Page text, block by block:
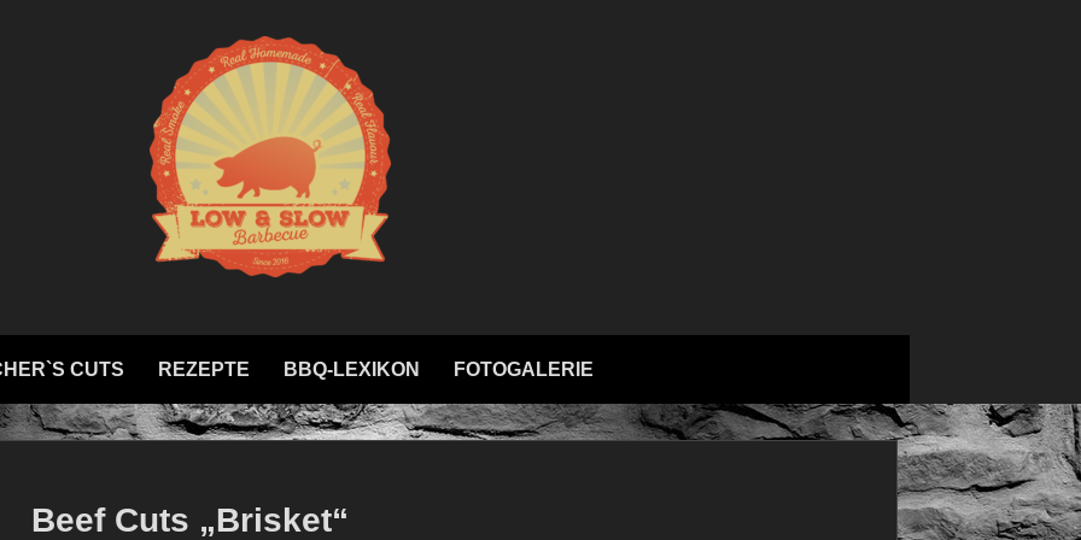
CUTS REZEPTE BBQ-LEXIKON FOTOGALERIE
Beef Cuts „Brisket“